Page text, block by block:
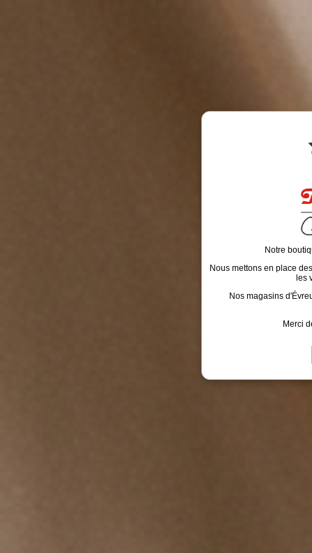
Notre
Nous mettons en place
les
Nos magasins
Merci